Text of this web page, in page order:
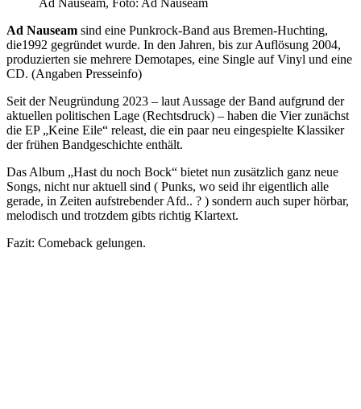
Ad Nauseam, Foto: Ad Nauseam
Ad Nauseam sind eine Punkrock-Band aus Bremen-Huchting,
die1992 gegründet wurde. In den Jahren, bis zur Auflösung 2004,
produzierten sie mehrere Demotapes, eine Single auf Vinyl und eine
CD. (Angaben Presseinfo)
Seit der Neugründung 2023 – laut Aussage der Band aufgrund der
aktuellen politischen Lage (Rechtsdruck) – haben die Vier zunächst
die EP „Keine Eile“ releast, die ein paar neu eingespielte Klassiker
der frühen Bandgeschichte enthält.
Das Album „Hast du noch Bock“ bietet nun zusätzlich ganz neue
Songs, nicht nur aktuell sind ( Punks, wo seid ihr eigentlich alle
gerade, in Zeiten aufstrebender Afd.. ? ) sondern auch super hörbar,
melodisch und trotzdem gibts richtig Klartext.
Fazit: Comeback gelungen.